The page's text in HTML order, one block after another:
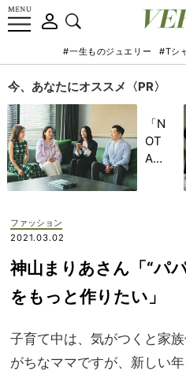
#一生ものジュエリー #Tシ
今、あなたにオススメ〈PR〉
「N
OT
A
記憶
生残
【極
上の
家族
ファッション
2021.03.02
神山まりあさん「“パ
をもっと作りたい」
子育て中は、気がつ くと家
がちなママですが、新しい